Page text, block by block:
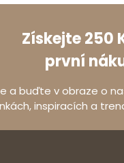
Získejte 250
první
a buďte v obraze o
inspiracích a